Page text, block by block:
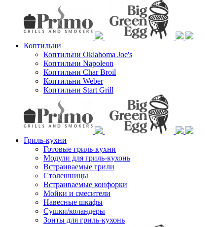
Коптильни
Коптильни Oklahoma Joe's
Коптильни Napoleon
Коптильни Char Broil
Коптильни Weber
Коптильни Start Grill
Гриль-кухни
Готовые гриль-кухни
Модули для гриль-кухонь
Встраиваемые грили
Столешницы
Встраиваемые конфорки
Мойки и смесители
Навесные шкафы
Сушки/коландеры
Зонты для гриль-кухонь